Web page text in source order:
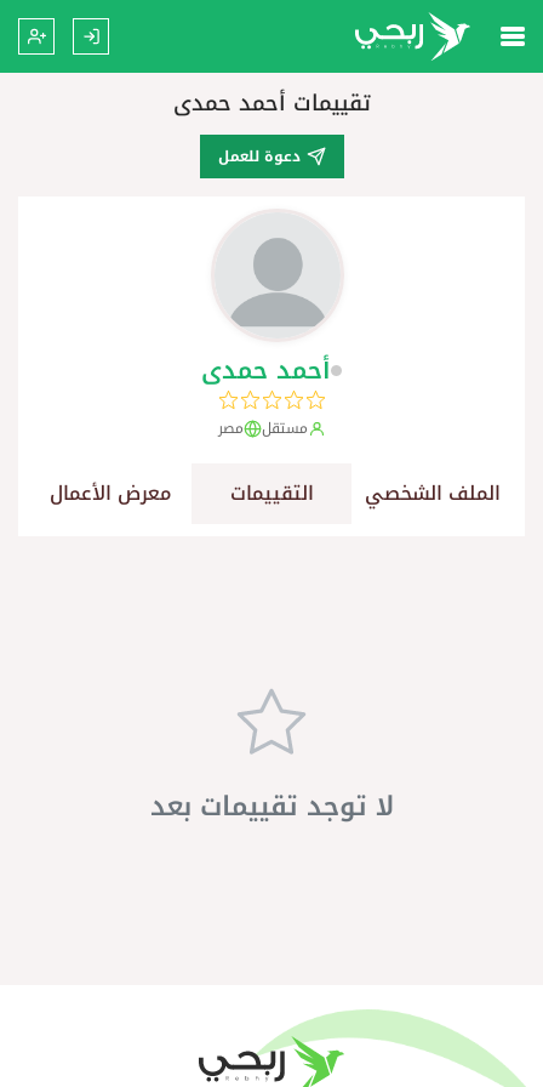
تقييمات أحمد حمدى
دعوة للعمل
أحمد حمدى
مستقل مصر
الملف الشخصي التقييمات معرض الأعمال
لا توجد تقييمات بعد